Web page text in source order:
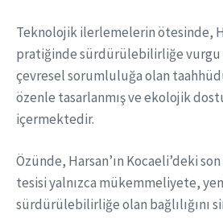
Teknolojik ilerlemelerin ötesinde,
pratiğinde sürdürülebilirliğe vurgu
çevresel sorumluluğa olan
özenle tasarlanmış ve ekolojik
içermektedir.
Özünde, Harsan’ın Kocaeli’deki
tesisi yalnızca mükemmeliyete,
sürdürülebilirliğe olan bağlılığını